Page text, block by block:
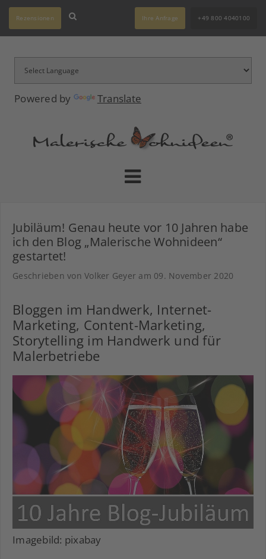
Powered by Translate
Rezensionen Ihre Anfrage +49 800 4040100
Jubiläum! Genau heute vor 10 Jahren habe
ich den Blog „Malerische Wohnideen“
gestartet!
Geschrieben von Volker Geyer am 09. November 2020
Bloggen im Handwerk, Internet-
Marketing, Content-Marketing,
Storytelling im Handwerk und für
Malerbetriebe
Imagebild: pixabay